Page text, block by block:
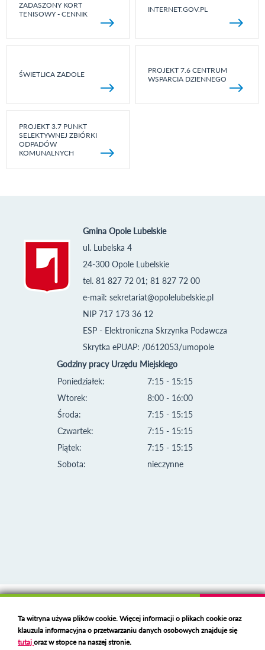
ZADASZONY KORT
TENISOWY - CENNIK
INTERNET.GOV.PL
ŚWIETLICA ZADOLE
PROJEKT 7.6 CENTRUM
WSPARCIA DZIENNEGO
PROJEKT 3.7 PUNKT
SELEKTYWNEJ ZBIÓRKI
ODPADÓW
KOMUNALNYCH
Gmina Opole Lubelskie
ul. Lubelska 4
24-300 Opole Lubelskie
tel. 81 827 72 01; 81 827 72 00
e-mail: sekretariat@opolelubelskie.pl
NIP 717 173 36 12
ESP - Elektroniczna Skrzynka Podawcza
Skrytka ePUAP: /0612053/umopole
Godziny pracy Urzędu Miejskiego
Poniedziałek:
Wtorek:
Środa:
Czwartek:
Piątek:
Sobota:
7:15 - 15:15
8:00 - 16:00
7:15 - 15:15
7:15 - 15:15
7:15 - 15:15
nieczynne
Deklaracja dostępności
Polski serwer RBLhttps://polspam.pl/
Ta witryna używa plików cookie. Więcej informacji o plikach cookie oraz
klauzula informacyjna o przetwarzaniu danych osobowych znajduje się
tutajoraz w stopce na naszej stronie.